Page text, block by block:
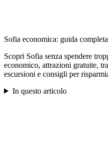
Sofia economica: guida completa
Scopri Sofia senza spendere
economico, attrazioni gratuite,
escursioni e consigli per
In questo articolo